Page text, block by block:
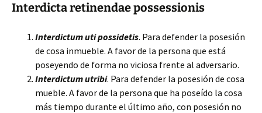
Interdicta retinendae possessionis
Interdictum uti possidetis. Para defender la posesión
de cosa inmueble. A favor de la persona que está
poseyendo de forma no viciosa frente al adversario.
Interdictum utribi. Para defender la posesión de cosa
mueble. A favor de la persona que ha poseído la cosa
más tiempo durante el último año, con posesión no